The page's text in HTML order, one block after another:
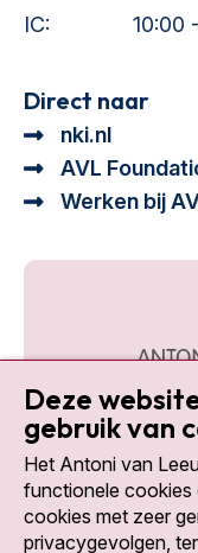
IC:
10:00
Direct naar
nki.nl
AVL
Werken bij
Social
Deze
gebruik van
Het Antoni van
functionele cookies
cookies met zeer
privacygevolgen,